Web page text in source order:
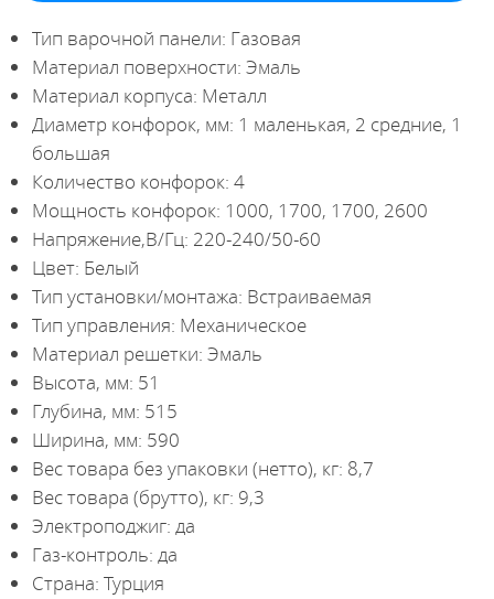
Тип варочной панели: Газовая
Материал поверхности: Эмаль
Материал корпуса: Металл
Диаметр конфорок, мм: 1 маленькая, 2 средние, 1
большая
Количество конфорок: 4
Мощность конфорок: 1000, 1700, 1700, 2600
Напряжение,В/Гц: 220-240/50-60
Цвет: Белый
Тип установки/монтажа: Встраиваемая
Тип управления: Механическое
Материал решетки: Эмаль
Высота, мм: 51
Глубина, мм: 515
Ширина, мм: 590
Вес товара без упаковки (нетто), кг: 8,7
Вес товара (брутто), кг: 9,3
Электроподжиг: да
Газ-контроль: да
Страна: Турция